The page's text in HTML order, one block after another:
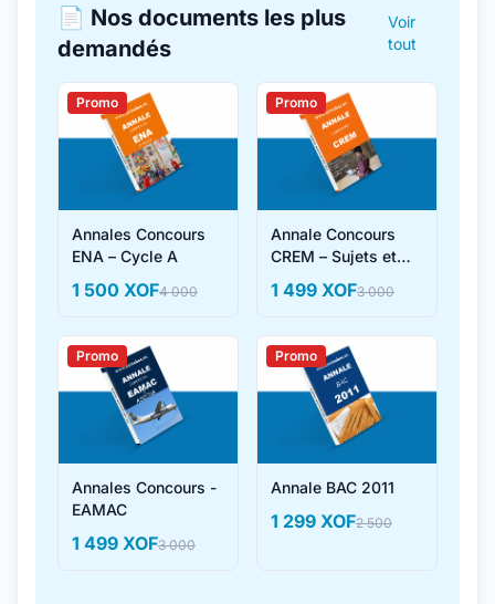
📄 Nos documents les plus
demandés
Voir
tout
Promo
Annales Concours
ENA – Cycle A
1 500 XOF4 000
Promo
Annale Concours
CREM – Sujets et
1 499 XOF3 000
Promo
Annales Concours -
EAMAC
1 499 XOF3 000
Promo
Annale BAC 2011
1 299 XOF2 500